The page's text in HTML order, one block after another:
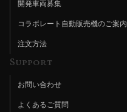
開発車両募集
コラボレート自動販売機のご案内
注文方法
Support
お問い合わせ
よくあるご質問